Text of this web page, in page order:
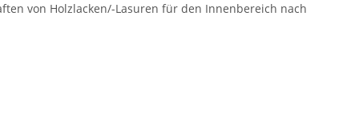
von Holzlacken/-Lasuren für den Innenbereich nach